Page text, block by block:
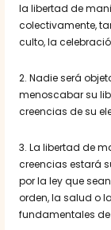
la libertad de
colectivamente,
culto, la
2. Nadie será
menoscabar su
creencias de su
3. La libertad de
creencias estará
por la ley que
orden, la salud o
fundamentales